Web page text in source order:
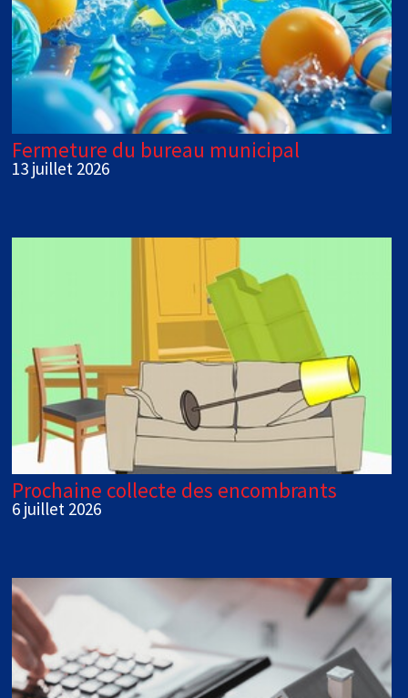
Fermeture du bureau municipal
13 juillet 2026
Prochaine collecte des encombrants
6 juillet 2026